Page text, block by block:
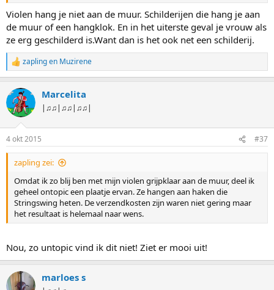
Violen hang je niet aan de muur. Schilderijen die hang je aan
de muur of een hangklok. En in het uiterste geval je vrouw als
ze erg geschilderd is.Want dan is het ook net een schilderij.
W
a
r
d
e
n
g
e
zaplingen Muzirene
Marcelita
|♫♫|♫♫|♫♫|
4 okt 2015 #37
zapling zei:
Omdat ik zo blij ben met mijn violen grijpklaar aan de muur, deel ik
geheel ontopic een plaatje ervan. Ze hangen aan haken die
Stringswing heten. De verzendkosten zijn waren niet gering maar
het resultaat is helemaal naar wens.
Nou, zo untopic vind ik dit niet! Ziet er mooi uit!
marloes s